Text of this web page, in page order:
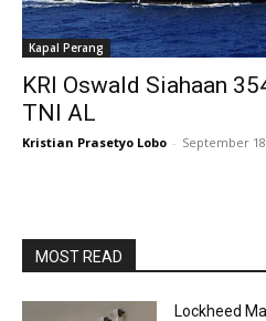
Kapal Perang
KRI Oswald Siahaan
TNI AL
Kristian Prasetyo Lobo - September
MOST READ
Lockheed